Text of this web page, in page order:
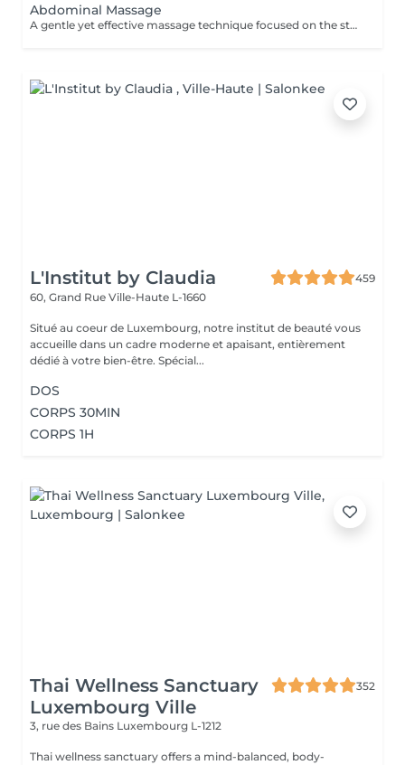
Abdominal Massage
A gentle yet effective massage technique focused on the stomach area, designed to stimulate digestion, relieve bloating, and support lymphatic drainage. Using slow, circular movements, it helps release tension in the abdominal muscles, ease discomfort, and promote overall relaxation and wellbeing.
L'Institut by Claudia
459
60, Grand Rue Ville-Haute L-1660
Situé au coeur de Luxembourg, notre institut de beauté vous
accueille dans un cadre moderne et apaisant, entièrement
dédié à votre bien-être. Spécial...
DOS
CORPS 30MIN
CORPS 1H
Thai Wellness Sanctuary
Luxembourg Ville
352
3, rue des Bains Luxembourg L-1212
Thai wellness sanctuary offers a mind-balanced, body-